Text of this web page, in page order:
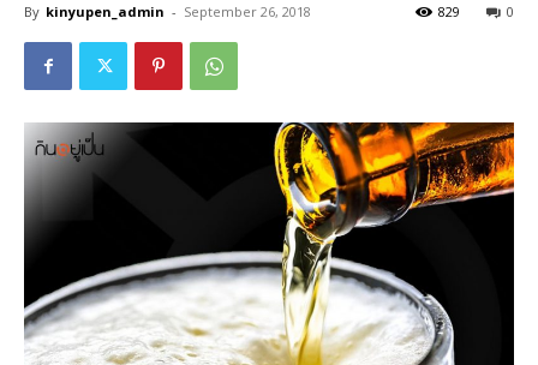
By kinyupen_admin - September 26, 2018 0
829